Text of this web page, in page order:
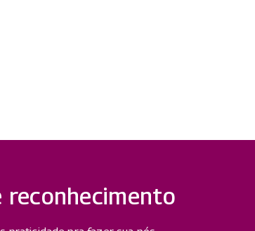
reconhecimento